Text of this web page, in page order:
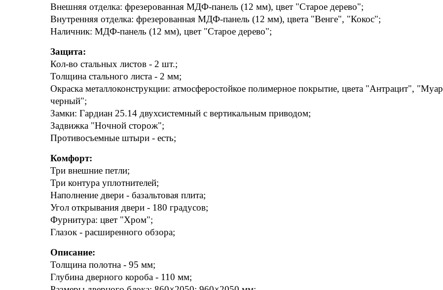
Внешняя отделка: фрезерованная МДФ-панель (12 мм), цвет "Старое дерево";
Внутренняя отделка: фрезерованная МДФ-панель (12 мм), цвета "Венге", "Кокос";
Наличник: МДФ-панель (12 мм), цвет "Старое дерево";
Защита:
Кол-во стальных листов - 2 шт.;
Толщина стального листа - 2 мм;
Окраска металлоконструкции: атмосферостойкое полимерное покрытие, цвета "Антрацит", "Муар
черный";
Замки: Гардиан 25.14 двухсистемный с вертикальным приводом;
Задвижка "Ночной сторож";
Противосъемные штыри - есть;
Комфорт:
Три внешние петли;
Три контура уплотнителей;
Наполнение двери - базальтовая плита;
Угол открывания двери - 180 градусов;
Фурнитура: цвет "Хром";
Глазок - расширенного обзора;
Описание:
Толщина полотна - 95 мм;
Глубина дверного короба - 110 мм;